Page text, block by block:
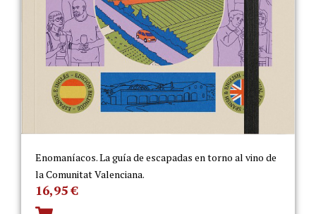
Enomaníacos. La guía de escapadas en torno al vino de
la Comunitat Valenciana.
16,95€